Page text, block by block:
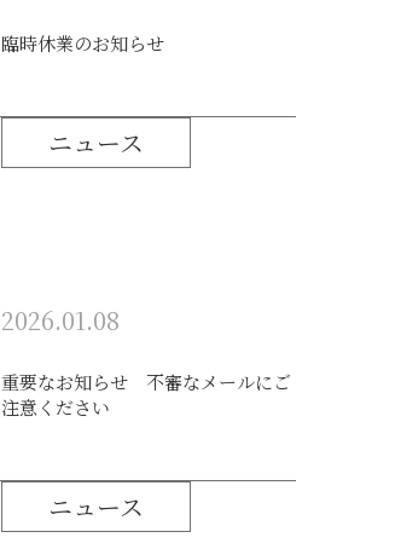
臨時休業のお知らせ
ニュース
2026.01.08
重要なお知らせ 不審なメールにご
注意ください
ニュース